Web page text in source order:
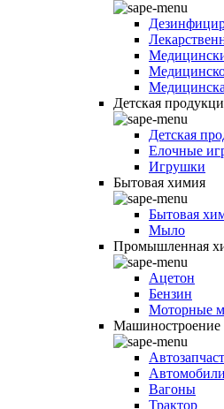
Детская
Детская
Елочные
Игрушки
Бытовая химия
Бытовая
Мыло
Промышленная
Ацетон
Бензин
Моторные
Машиностроение
Автомобили
Вагоны
Трактор